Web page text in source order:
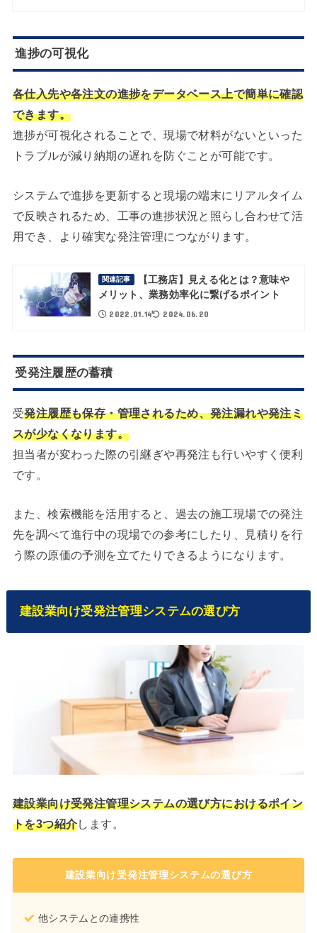
進捗の可視化
各仕入先や各注文の進捗をデータベース上で簡単に確認
できます。
進捗が可視化されることで、現場で材料がないといった
トラブルが減り納期の遅れを防ぐことが可能です。
システムで進捗を更新すると現場の端末にリアルタイム
で反映されるため、工事の進捗状況と照らし合わせて活
用でき、より確実な発注管理につながります。
関連記事
【工務店】見える化とは？意味や
メリット、業務効率化に繋げるポイント
2022.01.14 2024.06.20
受発注履歴の蓄積
受発注履歴も保存・管理されるため、発注漏れや発注ミ
スが少なくなります。
担当者が変わった際の引継ぎや再発注も行いやすく便利
です。
また、検索機能を活用すると、過去の施工現場での発注
先を調べて進行中の現場での参考にしたり、見積りを行
う際の原価の予測を立てたりできるようになります。
建設業向け受発注管理システムの選び方
建設業向け受発注管理システムの選び方におけるポイン
トを3つ紹介します。
建設業向け受発注管理システムの選び方
他システムとの連携性